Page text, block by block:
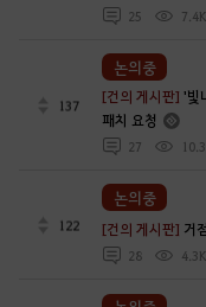
25 7.4K
137
[건의 게시판]'빛
패치 요청
27
논의중
122 [건의 게시판] 거
28 4.3K
논의중